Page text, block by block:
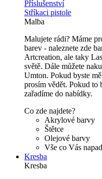
Příslušenství
Stříkaci pistole
Malba
Malujete rádi? Máme
barev - naleznete zde
Artcreation, ale taky
světě. Dále můžete
Umton. Pokud byste
prosím vědět. Pokud to
zařadíme do nabídky.
Co zde najdete?
Akrylové barvy
Štětce
Olejové barvy
Vše co Vás
Kresba
Kresba